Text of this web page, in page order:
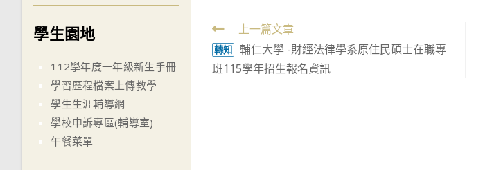
Read
more
articles
上一篇文章
轉知
輔仁大學 -財經法律學系原住民碩士在職專
班115學年招生報名資訊
學生園地
112學年度一年級新生手冊
學習歷程檔案上傳教學
學生生涯輔導網
學校申訴專區(輔導室)
午餐菜單